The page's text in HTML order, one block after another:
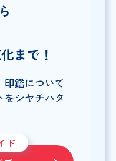
まで！
印鑑について
シヤチハタ
ド